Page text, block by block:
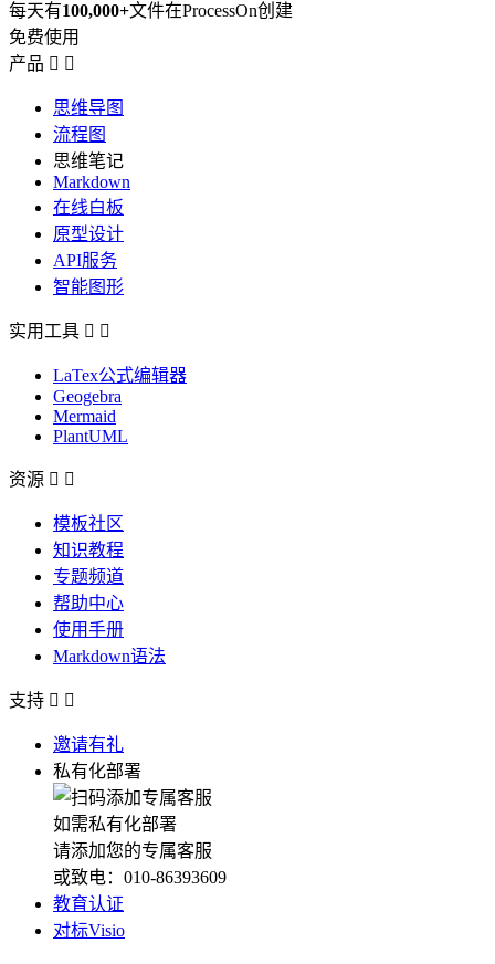
每天有100,000+文件在ProcessOn创建
免费使用
产品  
思维导图
流程图
思维笔记
Markdown
在线白板
原型设计
API服务
智能图形
实用工具  
LaTex公式编辑器
Geogebra
Mermaid
PlantUML
资源  
模板社区
知识教程
专题频道
帮助中心
使用手册
Markdown语法
支持  
邀请有礼
私有化部署
如需私有化部署
请添加您的专属客服
或致电：010-86393609
教育认证
对标Visio